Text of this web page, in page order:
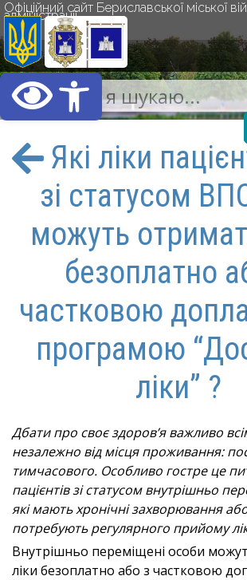
Відкрити
Офіційний сайт Бериславської міської
адміністрації
Які ліки
зі статусом
можуть
безоплатно
частковою
програмою
ліки” ?
Дбати про своє здоров’я важливо
незалежно від місця проживання:
тимчасового. Особливо гостре це
пацієнтів зі статусом внутрішньо
які мають хронічні захворювання
потребують регулярного прийому
Внутрішньо переміщені особи
ліки безоплатно або з частковою